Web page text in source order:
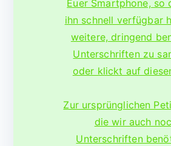
Euer Smartphone, so
ihn schnell verfügbar
weitere, dringend
Unterschriften zu
oder klickt auf
Zur ursprünglichen
die wir auch
Unterschriften